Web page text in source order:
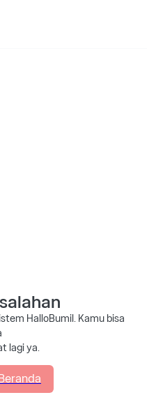
HalloBumil. Kamu bisa
lagi ya.